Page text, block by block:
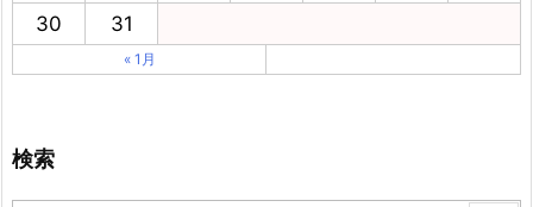
30
31
« 1月
検索